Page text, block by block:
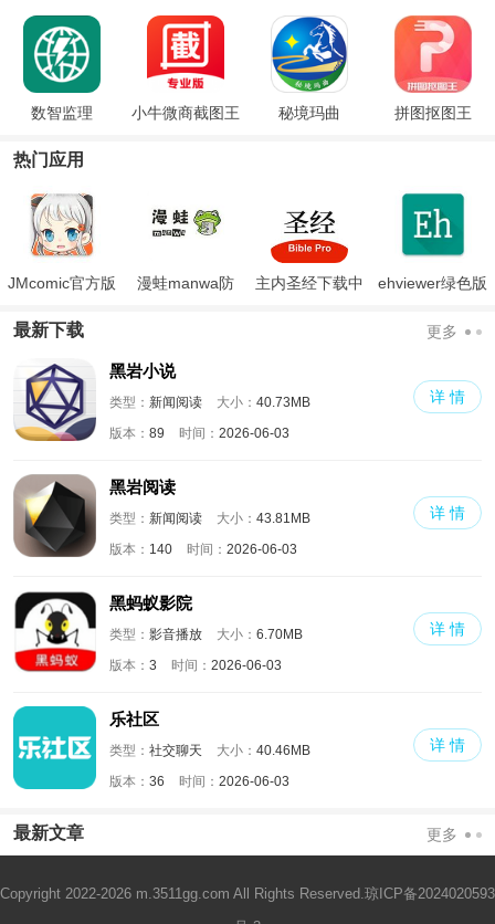
数智监理 小牛微商截图王 秘境玛曲 拼图抠图王
热门应用
JMcomic官方版
漫蛙manwa防
主内圣经下载中
ehviewer绿色版
最新下载 更多
黑岩小说
类型： 新闻阅读 大小： 40.73MB
版本： 89 时间： 2026-06-03
详 情
黑岩阅读
类型： 新闻阅读 大小： 43.81MB
版本： 140 时间： 2026-06-03
详 情
黑蚂蚁影院
类型： 影音播放 大小： 6.70MB
版本： 3 时间： 2026-06-03
详 情
乐社区
类型： 社交聊天 大小： 40.46MB
版本： 36 时间： 2026-06-03
详 情
最新文章 更多
Copyright 2022-2026 m.3511gg.com All Rights Reserved. 琼ICP备2024020593